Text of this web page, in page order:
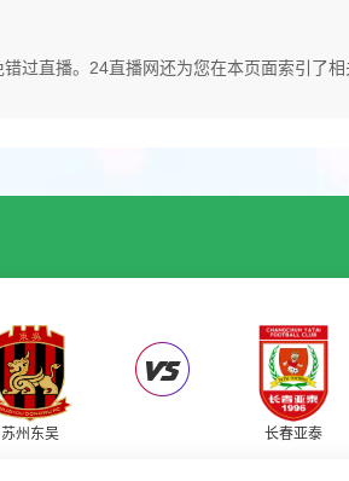
过直播。24直播网还为您在本页面索引了
苏州东吴 长春亚泰